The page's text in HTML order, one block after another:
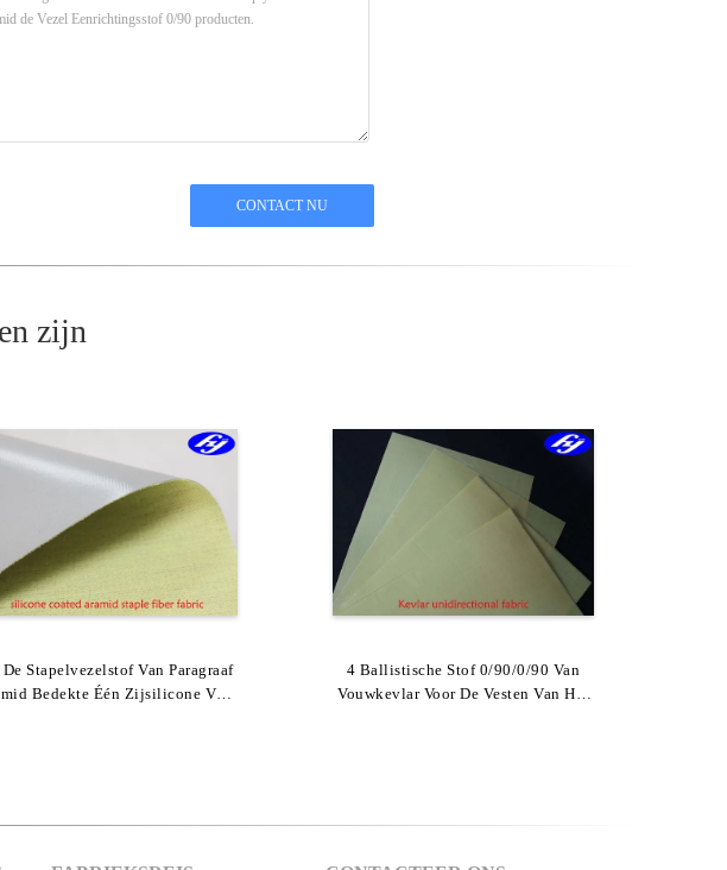
zijn
De Stapelvezelstof Van Paragraaf
Bedekte Één Zijsilicone Voor
4 Ballistische Stof 0/90/0/90 Van
Vouwkevlar Voor De Vesten Van Het
Para Aramid Stof 1000D
200GSM Voor Samengestelde
Professionele De Stapelvezel Dikke
Stof Van Paragraaf Aramid Voor